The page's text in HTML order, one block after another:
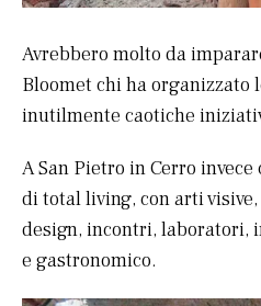
Avrebbero molto da
Bloomet chi ha organizzato
inutilmente caotiche
A San Pietro in Cerro invece
di total living, con arti
design, incontri, laboratori,
e gastronomico.